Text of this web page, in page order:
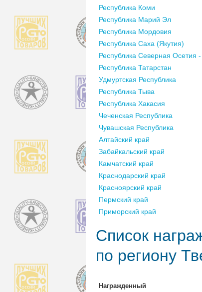
Республика Коми
Республика Марий Эл
Республика Мордовия
Республика Саха (Якутия)
Республика Северная Осетия
Республика Татарстан
Удмуртская Республика
Республика Тыва
Республика Хакасия
Чеченская Республика
Чувашская Республика
Алтайский край
Забайкальский край
Камчатский край
Краснодарский край
Красноярский край
Пермский край
Приморский край
Список
по региону
Награжденный